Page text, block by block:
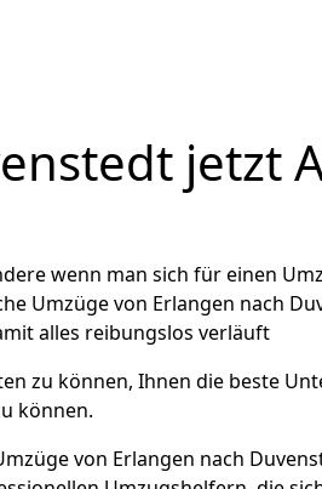
jetzt
wenn man sich für einen
Umzüge von Erlangen nach
alles reibungslos verläuft
zu können, Ihnen die beste
können.
von Erlangen nach